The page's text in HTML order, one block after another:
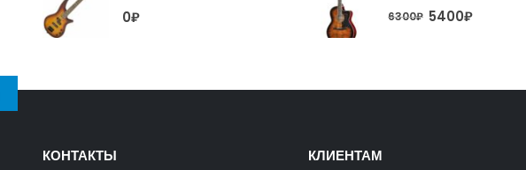
0₽ 6300₽ 5400₽
КОНТАКТЫ КЛИЕНТАМ